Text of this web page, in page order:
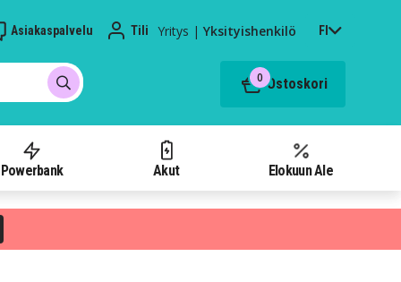
Asiakaspalvelu Tili Yritys | Yksityishenkilö FI
0 Ostoskori
Powerbank Akut Elokuun Ale